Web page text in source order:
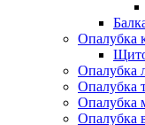
Опалубка
Опалубка
Опалубка
Опалубка
Опалубка